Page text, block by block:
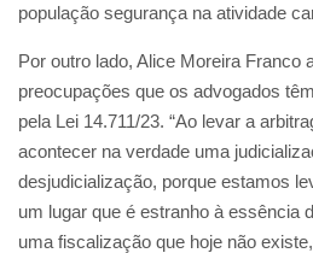
população segurança na atividade
Por outro lado, Alice Moreira Franco
preocupações que os advogados
pela Lei 14.711/23. “Ao levar a
acontecer na verdade uma
desjudicialização, porque estamos
um lugar que é estranho à essência
uma fiscalização que hoje não